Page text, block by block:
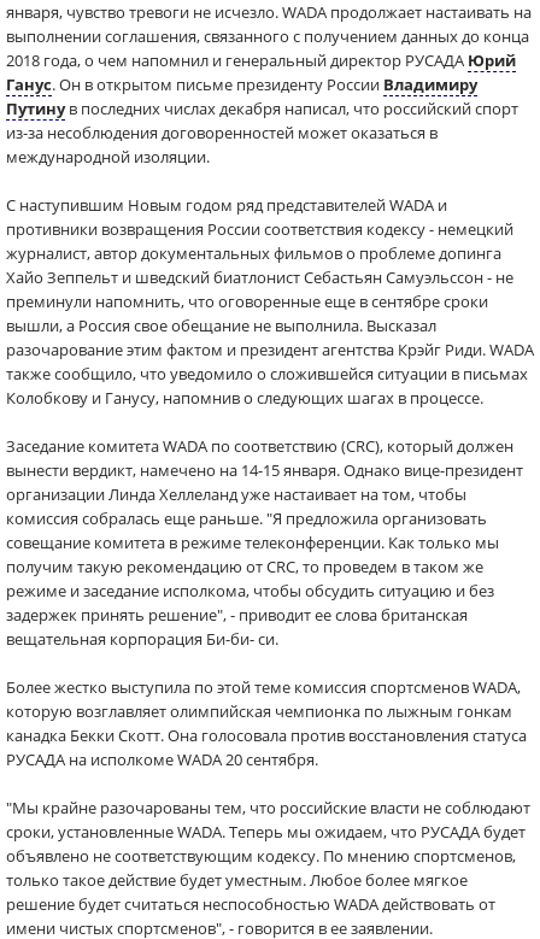
января, чувство тревоги не исчезло. WADA продолжает настаивать на
выполнении соглашения, связанного с получением данных до конца
2018 года, о чем напомнил и генеральный директор РУСАДА Юрий
Ганус. Он в открытом письме президенту России Владимиру
Путинув последних числах декабря написал, что российский спорт
из-за несоблюдения договоренностей может оказаться в
международной изоляции.
С наступившим Новым годом ряд представителей WADA и
противники возвращения России соответствия кодексу - немецкий
журналист, автор документальных фильмов о проблеме допинга
Хайо Зеппельт и шведский биатлонист Себастьян Самуэльссон - не
преминули напомнить, что оговоренные еще в сентябре сроки
вышли, а Россия свое обещание не выполнила. Высказал
разочарование этим фактом и президент агентства Крэйг Риди. WADA
также сообщило, что уведомило о сложившейся ситуации в письмах
Колобкову и Ганусу, напомнив о следующих шагах в процессе.
Заседание комитета WADA по соответствию (CRC), который должен
вынести вердикт, намечено на 14-15 января. Однако вице-президент
организации Линда Хеллеланд уже настаивает на том, чтобы
комиссия собралась еще раньше. "Я предложила организовать
совещание комитета в режиме телеконференции. Как только мы
получим такую рекомендацию от CRC, то проведем в таком же
режиме и заседание исполкома, чтобы обсудить ситуацию и без
задержек принять решение", - приводит ее слова британская
вещательная корпорация Би-би- си.
Более жестко выступила по этой теме комиссия спортсменов WADA,
которую возглавляет олимпийская чемпионка по лыжным гонкам
канадка Бекки Скотт. Она голосовала против восстановления статуса
РУСАДА на исполкоме WADA 20 сентября.
"Мы крайне разочарованы тем, что российские власти не соблюдают
сроки, установленные WADA. Теперь мы ожидаем, что РУСАДА будет
объявлено не соответствующим кодексу. По мнению спортсменов,
только такое действие будет уместным. Любое более мягкое
решение будет считаться неспособностью WADA действовать от
имени чистых спортсменов", - говорится в ее заявлении.